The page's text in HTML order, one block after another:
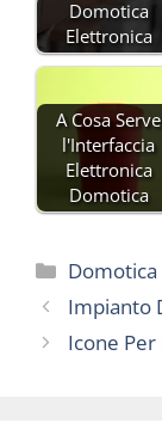
Domotica
Elettronica
A Cosa Serve
l'Interfaccia
Elettronica
Domotica
Categorie
Domotica
Impianto
Icone